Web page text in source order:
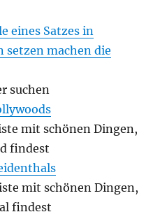
eines Satzes in
setzen machen die
suchen
mit schönen Dingen,
findest
mit schönen Dingen,
findest